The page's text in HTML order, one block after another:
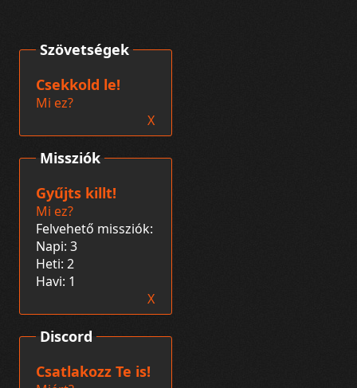
Discord
Csatlakozz Te is!
Missziók
Gyűjts killt!
Mi ez?
Felvehető missziók:
Napi: 3
Heti: 2
Havi: 1
X
Szövetségek
Csekkold le!
Mi ez?
X